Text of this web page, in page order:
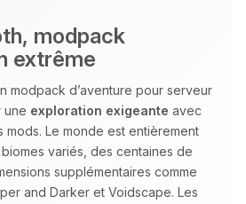
modpack
extrême
modpack d’aventure pour serveur
une exploration exigeante avec
mods. Le monde est entièrement
variés, des centaines de
supplémentaires comme
and Darker et Voidscape. Les
c’est Choupy, ton petit
Dis-moi ce dont
pour t’aider.
à 06:00